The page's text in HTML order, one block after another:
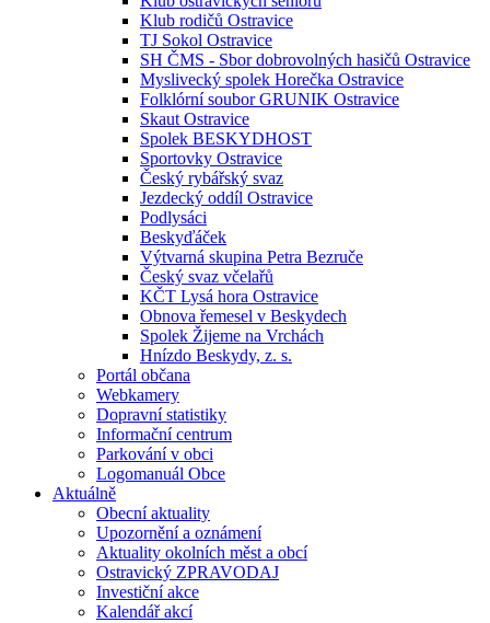
Klub rodičů Ostravice
TJ Sokol Ostravice
SH ČMS - Sbor dobrovolných hasičů Ostravice
Myslivecký spolek Horečka Ostravice
Folklórní soubor GRUNIK Ostravice
Skaut Ostravice
Spolek BESKYDHOST
Sportovky Ostravice
Český rybářský svaz
Jezdecký oddíl Ostravice
Podlysáci
Beskyďáček
Výtvarná skupina Petra Bezruče
Český svaz včelařů
KČT Lysá hora Ostravice
Obnova řemesel v Beskydech
Spolek Žijeme na Vrchách
Hnízdo Beskydy, z. s.
Portál občana
Webkamery
Dopravní statistiky
Informační centrum
Parkování v obci
Logomanuál Obce
Aktuálně
Obecní aktuality
Upozornění a oznámení
Aktuality okolních měst a obcí
Ostravický ZPRAVODAJ
Investiční akce
Kalendář akcí